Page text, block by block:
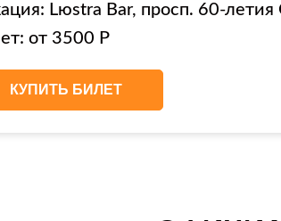
Lюstra Bar, просп. 60-летия
от 3500 Р
КУПИТЬ БИЛЕТ